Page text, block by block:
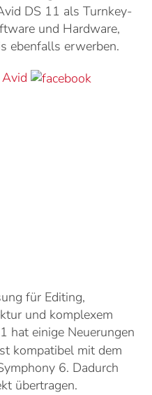
DS 11 als Turnkey-
und Hardware,
ebenfalls erwerben.
Avid
für Editing,
und komplexem
hat einige Neuerungen
kompatibel mit dem
6. Dadurch
übertragen.